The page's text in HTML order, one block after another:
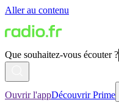
Aller au contenu
Que souhaitez-vous écouter ?
Ouvrir l'appDécouvrir Prime